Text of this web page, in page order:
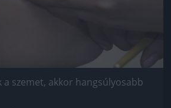
szemet, akkor hangsúlyosabb